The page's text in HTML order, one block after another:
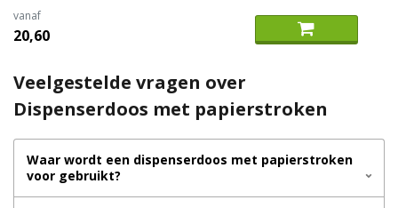
vanaf
20,60
Veelgestelde vragen over
Dispenserdoos met papierstroken
Waar wordt een dispenserdoos met papierstroken
voor gebruikt?